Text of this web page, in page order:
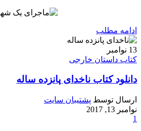
ادامه مطلب
13 نوامبر
کتاب داستان خارجی
دانلود کتاب ناخدای پانزده ساله
ارسال توسط پشتیبان سایت
نوامبر 13, 2017
1